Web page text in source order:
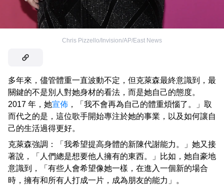
Chris Pizzello/Invision/AP/East News
多年來，儘管體重一直波動不定，但克萊森最終意識到，最
關鍵的不是別人對她身材的看法，而是她自己的態度。
2017 年，她宣佈 ，「我不會再為自己的體重煩惱了。」取
而代之的是，這位歌手開始專注於她的事業，以及如何讓自
己的生活過得更好。
克萊森強調：「我希望提高身體的新陳代謝能力。」她又接
著說，「人們總是想要他人擁有的東西。」比如，她自豪地
意識到，「有些人會希望像她一樣，在進入一個新的場合
時，擁有和所有人打成一片，成為朋友的能力」。